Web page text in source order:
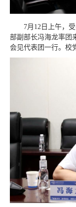
7月12日上午，
部副部长冯海龙率团
会见代表团一行。校